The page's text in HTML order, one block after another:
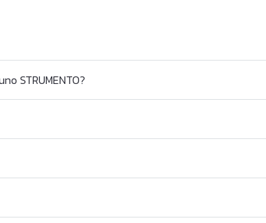
STRUMENTO?